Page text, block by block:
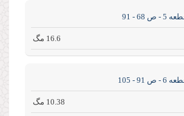
68 - 91
16.6 مگ
- 105
10.38 مگ